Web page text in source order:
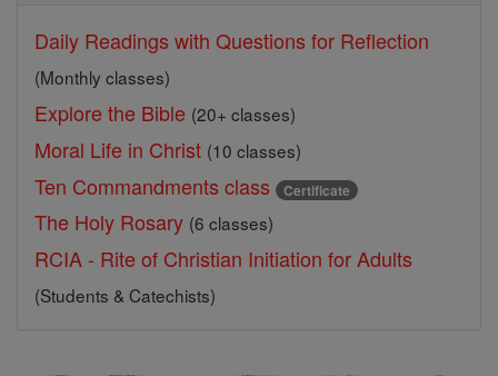
Daily Readings with Questions for Reflection
(Monthly classes)
Explore the Bible (20+ classes)
Moral Life in Christ (10 classes)
Ten Commandments class Certificate
The Holy Rosary (6 classes)
RCIA - Rite of Christian Initiation for Adults
(Students & Catechists)